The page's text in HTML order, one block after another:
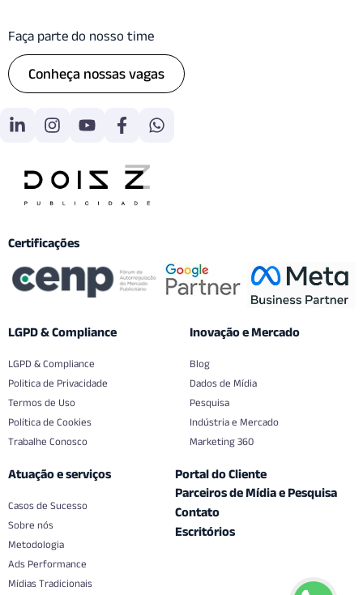
Faça parte do nosso time
Conheça nossas vagas
Certificações
LGPD & Compliance
LGPD & Compliance
Politica de Privacidade
Termos de Uso
Política de Cookies
Trabalhe Conosco
Inovação e Mercado
Blog
Dados de Mídia
Pesquisa
Indústria e Mercado
Marketing 360
Atuação e serviços
Casos de Sucesso
Sobre nós
Metodologia
Ads Performance
Mídias Tradicionais
Portal do Cliente
Parceiros de Mídia e Pesquisa
Contato
Escritórios